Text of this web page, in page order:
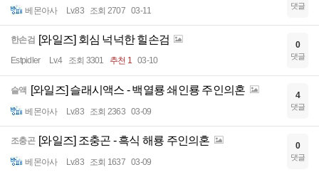
베몬아사 Lv.83 조회 2707 03-11 댓글
한손검 [와일즈] 회심 넉넉한 힐손검
Estpidler Lv.4 조회 3301 추천 1 03-10
0
댓글
슬액 [와일즈] 슬래시액스 - 백열룡 쇄인룡 주인의혼
베몬아사 Lv.83 조회 2363 03-09
4
댓글
조충곤 [와일즈] 조충곤 - 흑식 해룡 주인의혼
베몬아사 Lv.83 조회 1637 03-09
0
댓글